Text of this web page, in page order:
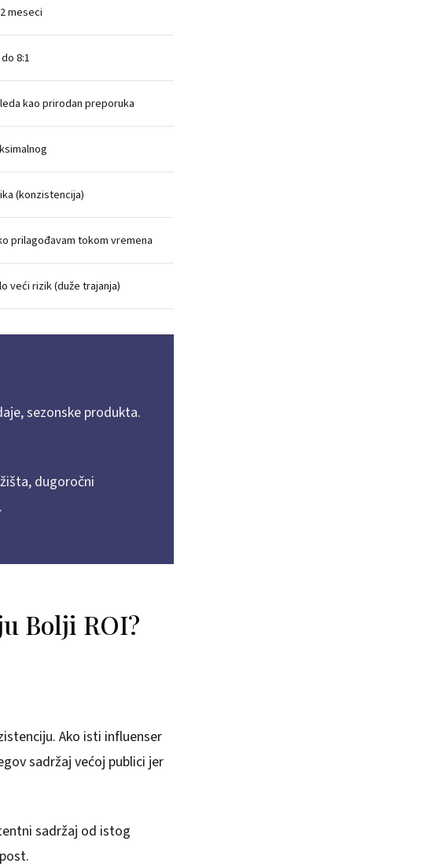
meseci
8:1
kao prirodan preporuka
(konzistencija)
prilagođavam tokom vremena
veći rizik (duže trajanja)
sezonske produkta.
dugoročni
Bolji ROI?
Ako isti influenser
sadržaj većoj publici jer
sadržaj od istog